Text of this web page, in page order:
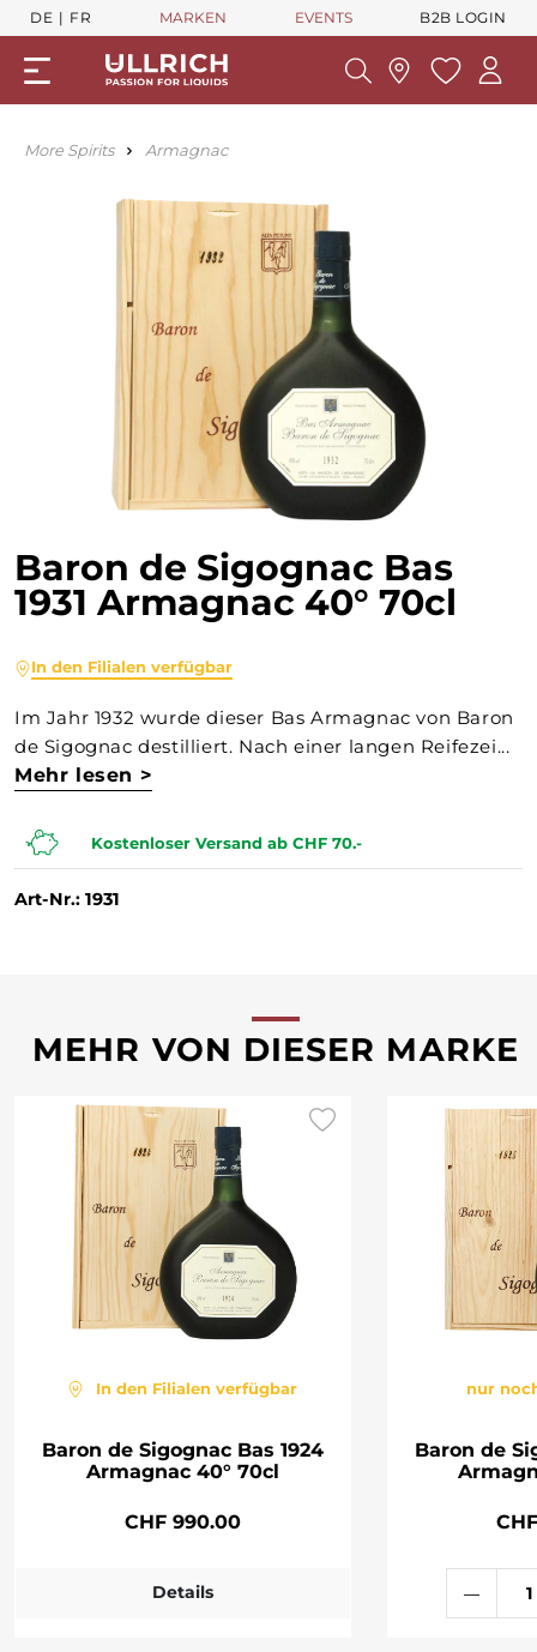
DE FR MARKEN EVENTS B2B LOGIN
More Spirits Armagnac
Baron de Sigognac Bas
1931 Armagnac 40° 70cl
In den Filialen verfügbar
Im Jahr 1932 wurde dieser Bas Armagnac von Baron
de Sigognac destilliert. Nach einer langen Reifezei...
Mehr lesen >
Kostenloser Versand ab CHF 70.-
Art-Nr.: 1931
MEHR VON DIESER MARKE
In den Filialen verfügbar
Baron de Sigognac Bas 1924
Armagnac 40° 70cl
CHF 990.00
Details
nur
Baron de